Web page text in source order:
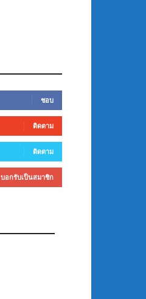
ชอบ
ติดตาม
ติดตาม
บอกรับเป็นสมาชิก